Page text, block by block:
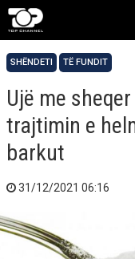
SHËNDETI TË FUNDIT
Ujë me
trajtimin e
barkut
31/12/2021 06:16